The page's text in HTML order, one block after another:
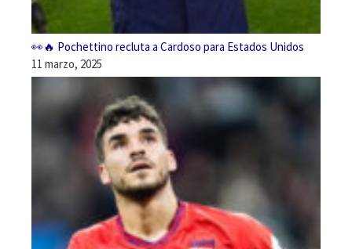
👀🔥 Pochettino recluta a Cardoso para Estados Unidos
11 marzo, 2025